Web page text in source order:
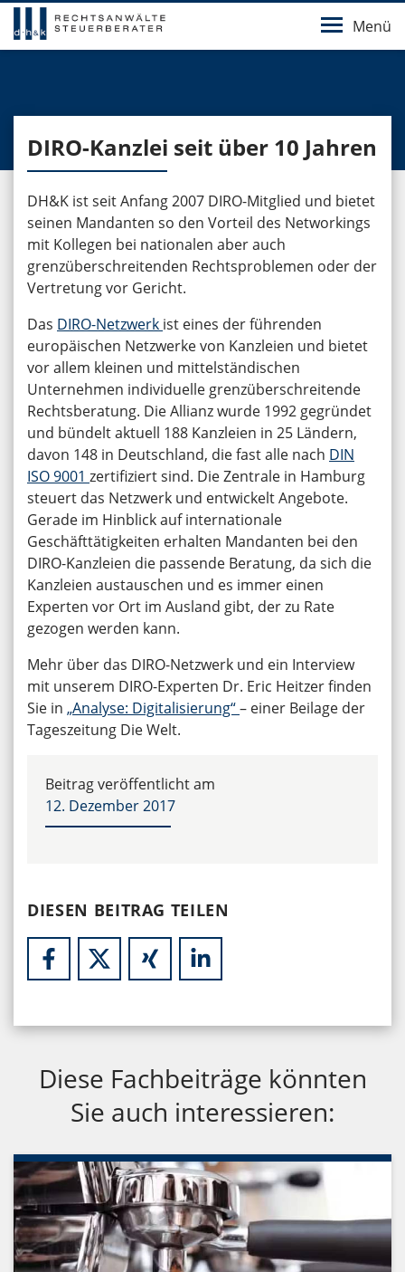
Menü
DIRO-Kanzlei seit über 10 Jahren
DH&K ist seit Anfang 2007 DIRO-Mitglied und bietet
seinen Mandanten so den Vorteil des Networkings
mit Kollegen bei nationalen aber auch
grenzüberschreitenden Rechtsproblemen oder der
Vertretung vor Gericht.
Das DIRO-Netzwerk ist eines der führenden
europäischen Netzwerke von Kanzleien und bietet
vor allem kleinen und mittelständischen
Unternehmen individuelle grenzüberschreitende
Rechtsberatung. Die Allianz wurde 1992 gegründet
und bündelt aktuell 188 Kanzleien in 25 Ländern,
davon 148 in Deutschland, die fast alle nach DIN
ISO 9001 zertifiziert sind. Die Zentrale in Hamburg
steuert das Netzwerk und entwickelt Angebote.
Gerade im Hinblick auf internationale
Geschäfttätigkeiten erhalten Mandanten bei den
DIRO-Kanzleien die passende Beratung, da sich die
Kanzleien austauschen und es immer einen
Experten vor Ort im Ausland gibt, der zu Rate
gezogen werden kann.
Mehr über das DIRO-Netzwerk und ein Interview
mit unserem DIRO-Experten Dr. Eric Heitzer finden
Sie in „Analyse: Digitalisierung“– einer Beilage der
Tageszeitung Die Welt.
Beitrag veröffentlicht am
12. Dezember 2017
DIESEN BEITRAG TEILEN
Diese Fachbeiträge könnten
Sie auch interessieren: